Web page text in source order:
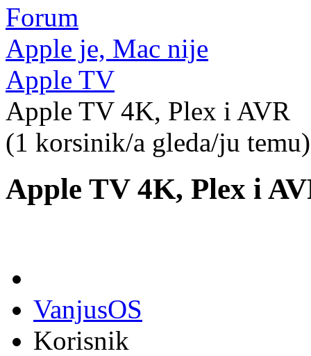
Forum
Apple je, Mac nije
Apple TV
Apple TV 4K, Plex i AVR
(1 korsinik/a gleda/ju
Apple TV 4K, Plex i
VanjusOS
Korisnik